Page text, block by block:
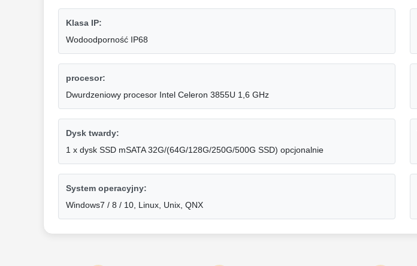
Klasa IP:
Wodoodporność IP68
procesor:
Dwurdzeniowy procesor Intel Celeron 3855U 1,6 GHz
Dysk twardy:
1 x dysk SSD mSATA 32G/(64G/128G/250G/500G SSD) opcjonalnie
System operacyjny:
Windows7 / 8 / 10, Linux, Unix, QNX